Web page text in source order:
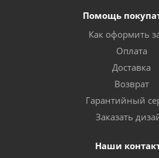
Помощь
Как оформить
Оплата
Доставка
Возврат
Гарантийный
Заказать
Наши